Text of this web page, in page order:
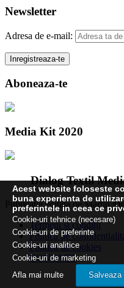
Newsletter
Adresa de e-mail:
Aboneaza-te
Media Kit 2020
Dialog Textil
Publicatie editata de Martin
Termeni și condiții
Politica de
Politica de cookies
CONTACT
Acest website foloseste
buna experienta de
preferintele in ceea ce
Cookie-uri tehnice (necesare)
Cookie-uri de preferinte
Cookie-uri analitice
Cookie-uri de marketing
Afla mai multe Salveaza